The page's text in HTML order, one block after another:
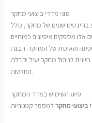
סוגי מדדי ביצועי מחקר
שונים של מחקר, כולל
אלו מספקים איפיונים כמותיים
והאיכות של המחקר. הבנת
חיונית לניהול מחקר יעיל וקבלת
החלטות.
סיווג השימוש במדד המחקר
ביצועי מחקר